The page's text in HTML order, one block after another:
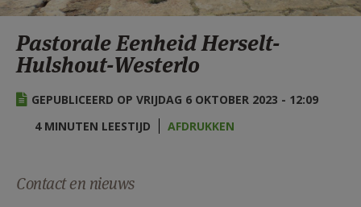
MIJN PAROCHIE
AANMELDEN OF REGISTREREN
Pastorale Eenheid Herselt-
Hulshout-Westerlo
GEPUBLICEERD OP VRIJDAG 6 OKTOBER 2023 - 12:09
4 MINUTEN LEESTIJD
AFDRUKKEN
Contact en nieuws